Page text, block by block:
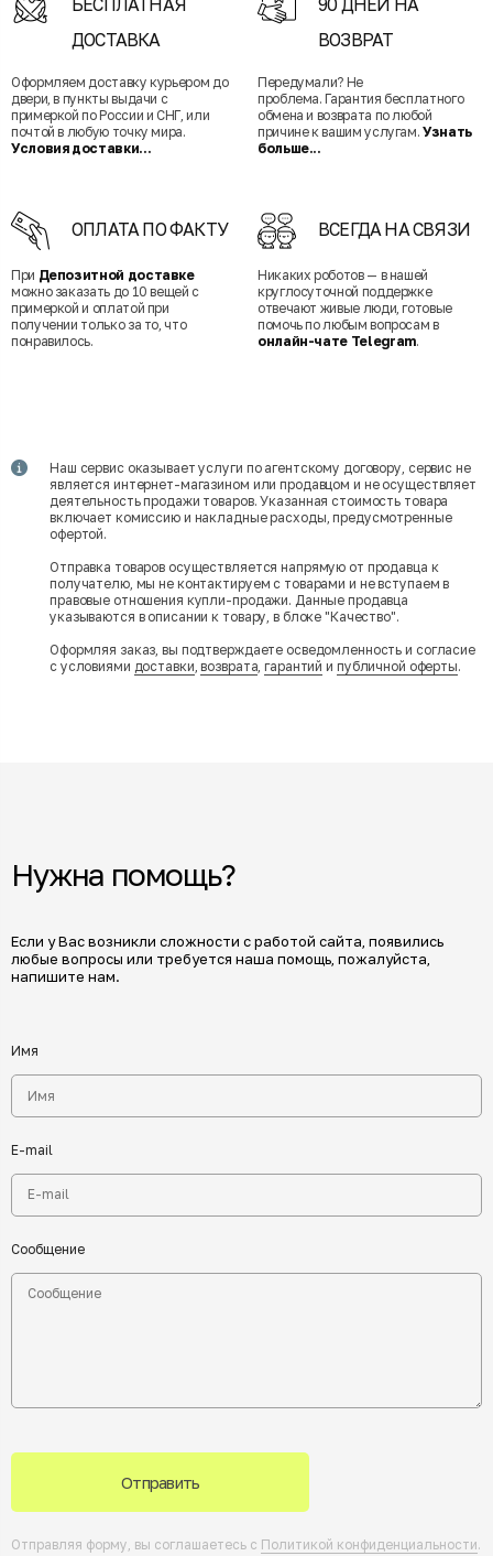
БЕСПЛАТНАЯ
ДОСТАВКА
Оформляем доставку курьером до
двери, в пункты выдачи с
примеркой по России и СНГ, или
почтой в любую точку мира.
Условия доставки...
90 ДНЕЙ НА
ВОЗВРАТ
Передумали? Не
проблема. Гарантия бесплатного
обмена и возврата по любой
причине к вашим услугам. Узнать
больше...
ОПЛАТА ПО ФАКТУ
При Депозитной доставке
можно заказать до 10 вещей с
примеркой и оплатой при
получении только за то, что
понравилось.
ВСЕГДА НА СВЯЗИ
Никаких роботов — в нашей
круглосуточной поддержке
отвечают живые люди, готовые
помочь по любым вопросам в
онлайн-чате Telegram.
Наш сервис оказывает услуги по агентскому договору, сервис не
является интернет-магазином или продавцом и не осуществляет
деятельность продажи товаров. Указанная стоимость товара
включает комиссию и накладные расходы, предусмотренные
офертой.
Отправка товаров осуществляется напрямую от продавца к
получателю, мы не контактируем с товарами и не вступаем в
правовые отношения купли-продажи. Данные продавца
указываются в описании к товару, в блоке "Качество".
Оформляя заказ, вы подтверждаете осведомленность и согласие
с условиями доставки,возврата,гарантий и публичной оферты.
Нужна помощь?
Если у Вас возникли сложности с работой сайта, появились
любые вопросы или требуется наша помощь, пожалуйста,
напишите нам.
Имя
E-mail
Сообщение
Отправить
Отправляя форму, вы соглашаетесь с Политикой конфиденциальности.